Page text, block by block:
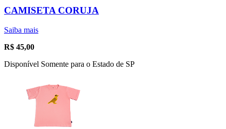
CAMISETA CORUJA
Saiba mais
R$ 45,00
Disponível Somente para o Estado de SP